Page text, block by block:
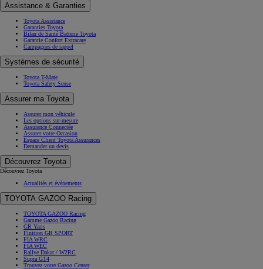
Assistance & Garanties
Toyota Assistance
Garanties Toyota
Bilan de Santé Batterie Toyota
Garantie Confort Extracare
Campagnes de rappel
Systèmes de sécurité
Toyota T-Mate
Toyota Safety Sense
Assurer ma Toyota
Assurer mon véhicule
Les options sur-mesure
Assurance Connectée
Assurer votre Occasion
Espace Client Toyota Assurances
Demander un devis
Découvrez Toyota
Découvrez Toyota
Actualités et évènements
TOYOTA GAZOO Racing
TOYOTA GAZOO Racing
Gamme Gazoo Racing
GR Yaris
Finition GR SPORT
FIA WRC
FIA WEC
Rallye Dakar / W2RC
Supra GT4
Trouvez votre Gazoo Center